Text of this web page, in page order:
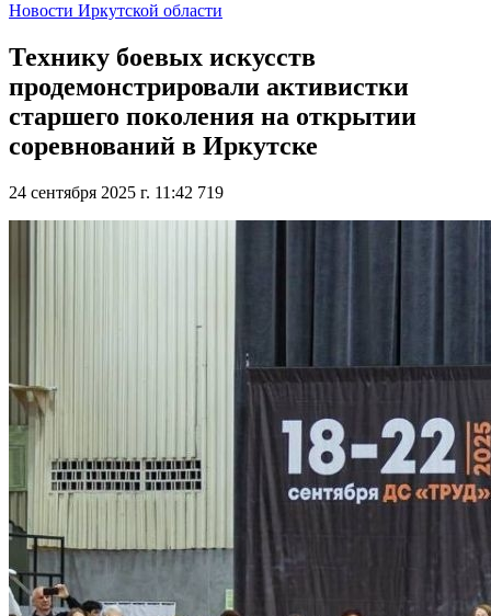
Новости Иркутской области
Технику боевых искусств
продемонстрировали активистки
старшего поколения на открытии
соревнований в Иркутске
24 сентября 2025 г. 11:42 719